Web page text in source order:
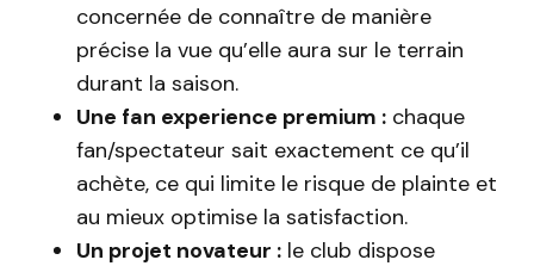
concernée de connaître de manière
précise la vue qu’elle aura sur le terrain
durant la saison.
Une fan experience premium : chaque
fan/spectateur sait exactement ce qu’il
achète, ce qui limite le risque de plainte et
au mieux optimise la satisfaction.
Un projet novateur : le club dispose